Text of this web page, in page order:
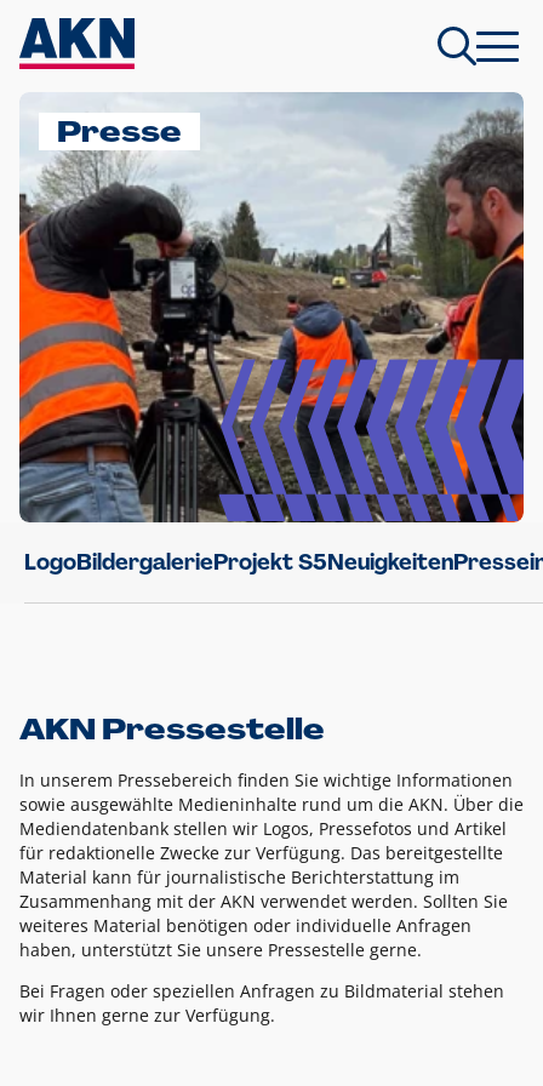
Presse
LogoBildergalerieProjekt S5Neuigkeiten
AKN Pressestelle
In unserem Pressebereich finden Sie wichtige Informationen
sowie ausgewählte Medieninhalte rund um die AKN. Über die
Mediendatenbank stellen wir Logos, Pressefotos und Artikel
für redaktionelle Zwecke zur Verfügung. Das bereitgestellte
Material kann für journalistische Berichterstattung im
Zusammenhang mit der AKN verwendet werden. Sollten Sie
weiteres Material benötigen oder individuelle Anfragen
haben, unterstützt Sie unsere Pressestelle gerne.
Bei Fragen oder speziellen Anfragen zu Bildmaterial stehen
wir Ihnen gerne zur Verfügung.